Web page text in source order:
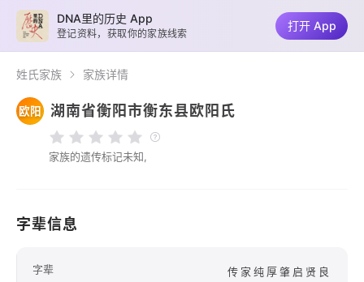
姓氏家族 家族详情
欧阳 湖南省衡阳市衡东县欧阳氏
家族的遗传标记未知,
字辈信息
字辈 传家纯厚肇启贤良
DNA里的历史 App
登记资料，获取你的家族线索
打开 App